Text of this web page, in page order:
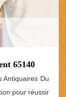
65140
Antiquaires Du
pour réussir